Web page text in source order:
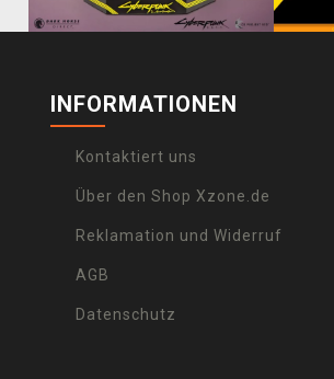
INFORMATIONEN
Kontaktiert uns
Über den Shop Xzone.de
Reklamation und Widerruf
AGB
Datenschutz